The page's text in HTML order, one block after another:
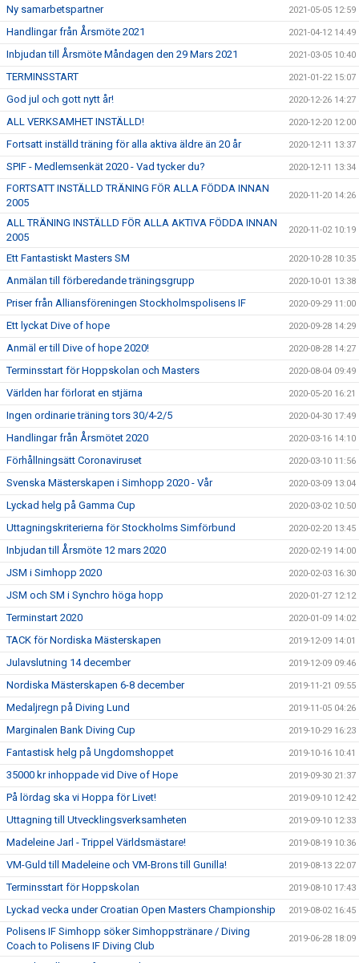
Ny samarbetspartner 2021-05-05 12:59
Handlingar från Årsmöte 2021 2021-04-12 14:49
Inbjudan till Årsmöte Måndagen den 29 Mars 2021 2021-03-05 10:40
TERMINSSTART 2021-01-22 15:07
God jul och gott nytt år! 2020-12-26 14:27
ALL VERKSAMHET INSTÄLLD! 2020-12-20 12:00
Fortsatt inställd träning för alla aktiva äldre än 20 år 2020-12-11 13:37
SPIF - Medlemsenkät 2020 - Vad tycker du? 2020-12-11 13:34
FORTSATT INSTÄLLD TRÄNING FÖR ALLA FÖDDA INNAN
2005
2020-11-20 14:26
ALL TRÄNING INSTÄLLD FÖR ALLA AKTIVA FÖDDA INNAN
2005
2020-11-02 10:19
Ett Fantastiskt Masters SM 2020-10-28 10:35
Anmälan till förberedande träningsgrupp 2020-10-01 13:38
Priser från Alliansföreningen Stockholmspolisens IF 2020-09-29 11:00
Ett lyckat Dive of hope 2020-09-28 14:29
Anmäl er till Dive of hope 2020! 2020-08-28 14:27
Terminsstart för Hoppskolan och Masters 2020-08-04 09:49
Världen har förlorat en stjärna 2020-05-20 16:21
Ingen ordinarie träning tors 30/4-2/5 2020-04-30 17:49
Handlingar från Årsmötet 2020 2020-03-16 14:10
Förhållningsätt Coronaviruset 2020-03-10 11:56
Svenska Mästerskapen i Simhopp 2020 - Vår 2020-03-09 13:04
Lyckad helg på Gamma Cup 2020-03-02 10:50
Uttagningskriterierna för Stockholms Simförbund 2020-02-20 13:45
Inbjudan till Årsmöte 12 mars 2020 2020-02-19 14:00
JSM i Simhopp 2020 2020-02-03 16:30
JSM och SM i Synchro höga hopp 2020-01-27 12:12
Terminstart 2020 2020-01-09 14:02
TACK för Nordiska Mästerskapen 2019-12-09 14:01
Julavslutning 14 december 2019-12-09 09:46
Nordiska Mästerskapen 6-8 december 2019-11-21 09:55
Medaljregn på Diving Lund 2019-11-05 04:26
Marginalen Bank Diving Cup 2019-10-29 16:23
Fantastisk helg på Ungdomshoppet 2019-10-16 10:41
35000 kr inhoppade vid Dive of Hope 2019-09-30 21:37
På lördag ska vi Hoppa för Livet! 2019-09-10 12:42
Uttagning till Utvecklingsverksamheten 2019-09-10 12:33
Madeleine Jarl - Trippel Världsmästare! 2019-08-19 10:36
VM-Guld till Madeleine och VM-Brons till Gunilla! 2019-08-13 22:07
Terminsstart för Hoppskolan 2019-08-10 17:43
Lyckad vecka under Croatian Open Masters Championship 2019-08-02 16:45
Polisens IF Simhopp söker Simhoppstränare / Diving
Coach to Polisens IF Diving Club
2019-06-28 18:09